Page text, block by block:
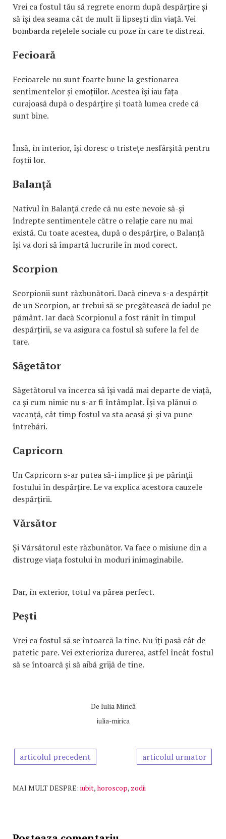
Vrei ca fostul tău să regrete enorm după despărțire și
să își dea seama cât de mult îi lipsești din viață. Vei
bombarda rețelele sociale cu poze în care te distrezi.
Fecioară
Fecioarele nu sunt foarte bune la gestionarea
sentimentelor și emoțiilor. Acestea își iau fața
curajoasă după o despărțire și toată lumea crede că
sunt bine.
Însă, în interior, își doresc o tristețe nesfârșită pentru
foștii lor.
Balanță
Nativul în Balanță crede că nu este nevoie să-și
îndrepte sentimentele către o relație care nu mai
există. Cu toate acestea, după o despărțire, o Balanță
își va dori să împartă lucrurile în mod corect.
Scorpion
Scorpionii sunt răzbunători. Dacă cineva s-a despărțit
de un Scorpion, ar trebui să se pregătească de iadul pe
pământ. Iar dacă Scorpionul a fost rănit în timpul
despărțirii, se va asigura ca fostul să sufere la fel de
tare.
Săgetător
Săgetătorul va încerca să își vadă mai departe de viață,
ca și cum nimic nu s-ar fi întâmplat. Își va plănui o
vacanță, cât timp fostul va sta acasă și-și va pune
întrebări.
Capricorn
Un Capricorn s-ar putea să-i implice și pe părinții
fostului în despărțire. Le va explica acestora cauzele
despărțirii.
Vărsător
Și Vărsătorul este răzbunător. Va face o misiune din a
distruge viața fostului în moduri inimaginabile.
Dar, în exterior, totul va părea perfect.
Pești
Vrei ca fostul să se întoarcă la tine. Nu îți pasă cât de
patetic pare. Vei exterioriza durerea, astfel încât fostul
să se întoarcă și să aibă grijă de tine.
De Iulia Mirică
iulia-mirica
articolul precedent articolul urmator
MAI MULT DESPRE: iubit,horoscop, zodii